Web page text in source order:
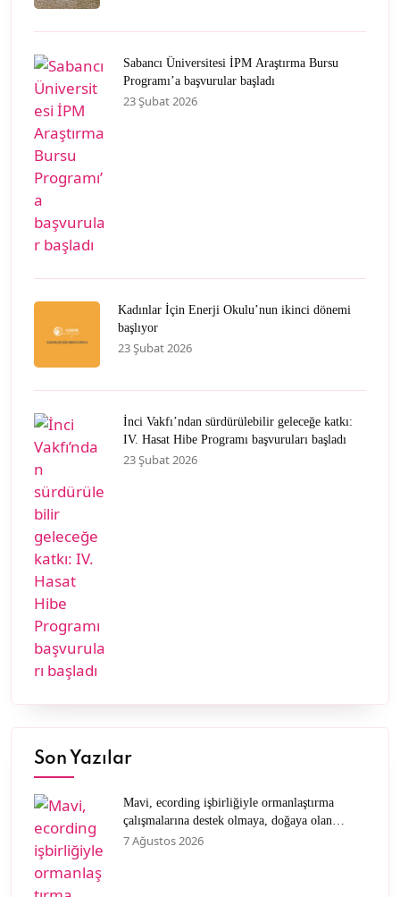
Sabancı Üniversitesi İPM Araştırma Bursu
Programı’a başvurular başladı
23 Şubat 2026
Kadınlar İçin Enerji Okulu’nun ikinci dönemi
başlıyor
23 Şubat 2026
İnci Vakfı’ndan sürdürülebilir geleceğe katkı:
IV. Hasat Hibe Programı başvuruları başladı
23 Şubat 2026
Son Yazılar
Mavi, ecording işbirliğiyle ormanlaştırma
çalışmalarına destek olmaya, doğaya olan
sevgisini müşterileriyle paylaşmaya devam
7 Ağustos 2026